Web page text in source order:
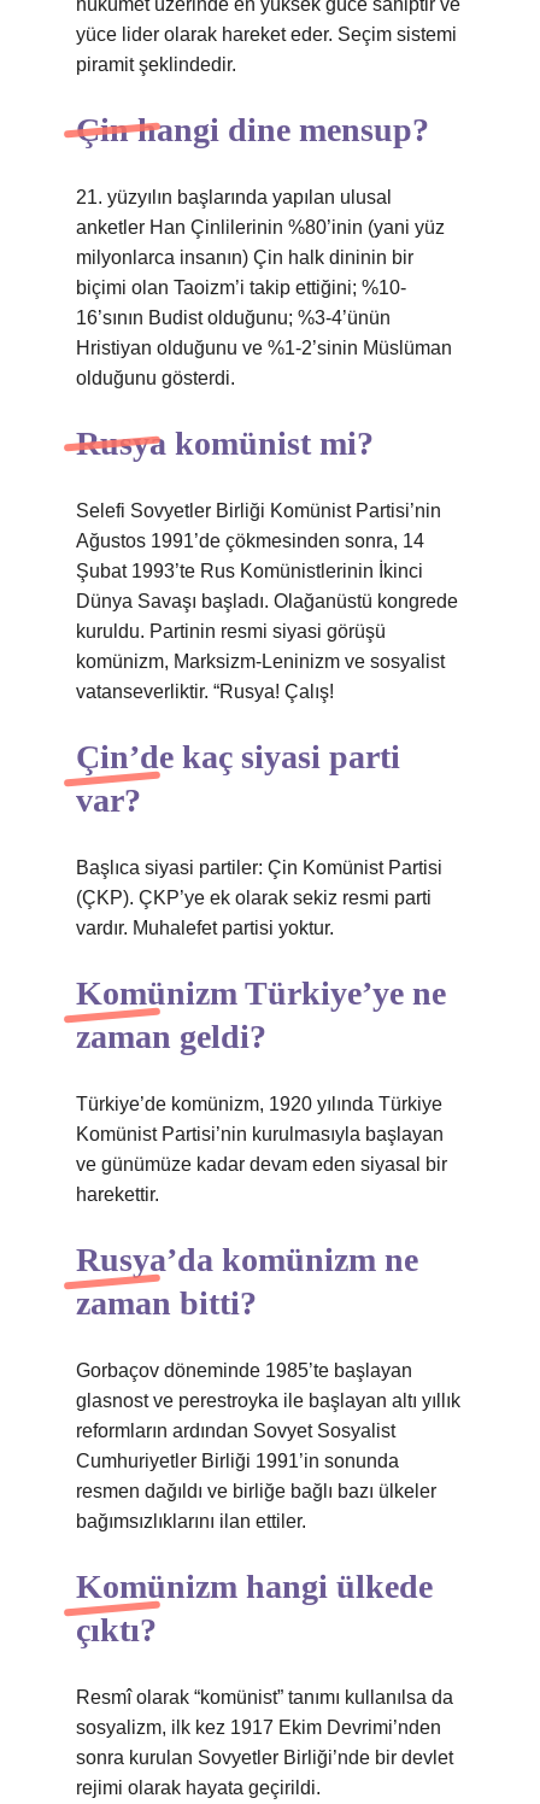
hükümet üzerinde en yüksek güce sahiptir ve
yüce lider olarak hareket eder. Seçim sistemi
piramit şeklindedir.
Çin hangi dine mensup?
21. yüzyılın başlarında yapılan ulusal
anketler Han Çinlilerinin %80’inin (yani yüz
milyonlarca insanın) Çin halk dininin bir
biçimi olan Taoizm’i takip ettiğini; %10-
16’sının Budist olduğunu; %3-4’ünün
Hristiyan olduğunu ve %1-2’sinin Müslüman
olduğunu gösterdi.
Rusya komünist mi?
Selefi Sovyetler Birliği Komünist Partisi’nin
Ağustos 1991’de çökmesinden sonra, 14
Şubat 1993’te Rus Komünistlerinin İkinci
Dünya Savaşı başladı. Olağanüstü kongrede
kuruldu. Partinin resmi siyasi görüşü
komünizm, Marksizm-Leninizm ve sosyalist
vatanseverliktir. “Rusya! Çalış!
Çin’de kaç siyasi parti
var?
Başlıca siyasi partiler: Çin Komünist Partisi
(ÇKP). ÇKP’ye ek olarak sekiz resmi parti
vardır. Muhalefet partisi yoktur.
Komünizm Türkiye’ye ne
zaman geldi?
Türkiye’de komünizm, 1920 yılında Türkiye
Komünist Partisi’nin kurulmasıyla başlayan
ve günümüze kadar devam eden siyasal bir
harekettir.
Rusya’da komünizm ne
zaman bitti?
Gorbaçov döneminde 1985’te başlayan
glasnost ve perestroyka ile başlayan altı yıllık
reformların ardından Sovyet Sosyalist
Cumhuriyetler Birliği 1991’in sonunda
resmen dağıldı ve birliğe bağlı bazı ülkeler
bağımsızlıklarını ilan ettiler.
Komünizm hangi ülkede
çıktı?
Resmî olarak “komünist” tanımı kullanılsa da
sosyalizm, ilk kez 1917 Ekim Devrimi’nden
sonra kurulan Sovyetler Birliği’nde bir devlet
rejimi olarak hayata geçirildi.